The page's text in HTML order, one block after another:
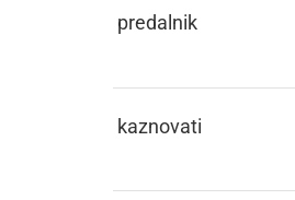
predalnik
kaznovati